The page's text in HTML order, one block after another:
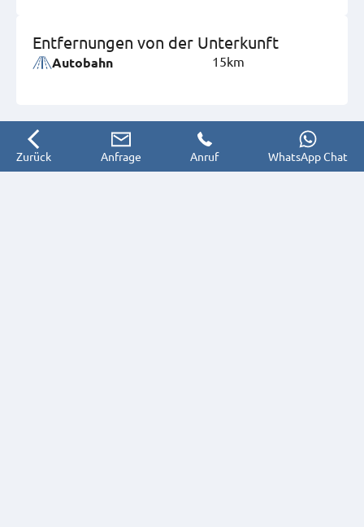
Entfernungen von der Unterkunft
Autobahn 15km
Zurück Anfrage Anruf WhatsApp Chat